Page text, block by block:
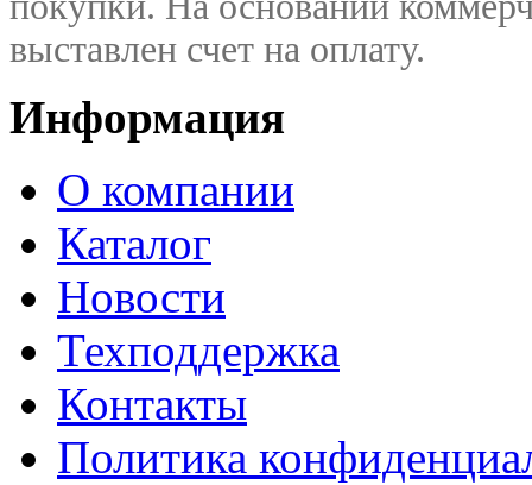
выставлен счет на оплату.
Информация
О компании
Каталог
Новости
Техподдержка
Контакты
Политика